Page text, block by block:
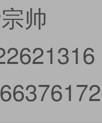
帅